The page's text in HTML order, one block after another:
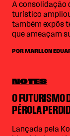
A consolidação
turístico
também expôs
que ameaçam
POR MARLLON
NOTES
O FUTURISMO
PÉROLA
Lançada pela